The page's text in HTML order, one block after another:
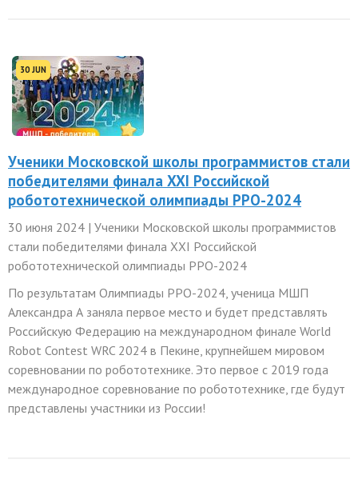
30 JUN
Ученики Московской школы программистов стали
победителями финала XXI Российской
робототехнической олимпиады РРО-2024
30 июня 2024 | Ученики Московской школы программистов
стали победителями финала XXI Российской
робототехнической олимпиады РРО-2024
По результатам Олимпиады РРО-2024, ученица МШП
Александра А заняла первое место и будет представлять
Российскую Федерацию на международном финале World
Robot Contest WRC 2024 в Пекине, крупнейшем мировом
соревновании по робототехнике. Это первое с 2019 года
международное соревнование по робототехнике, где будут
представлены участники из России!